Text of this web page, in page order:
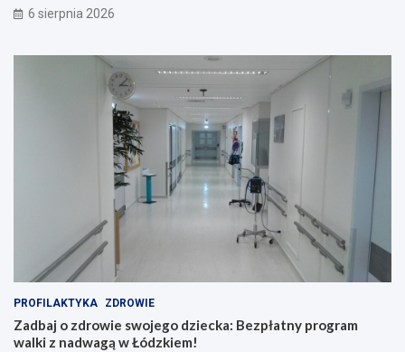
6 sierpnia 2026
PROFILAKTYKA ZDROWIE
Zadbaj o zdrowie swojego dziecka: Bezpłatny program
walki z nadwagą w Łódzkiem!